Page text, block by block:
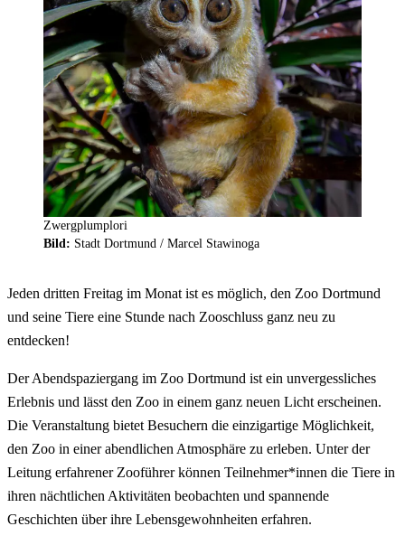
Zwergplumplori
Bild: Stadt Dortmund / Marcel Stawinoga
Jeden dritten Freitag im Monat ist es möglich, den Zoo Dortmund
und seine Tiere eine Stunde nach Zooschluss ganz neu zu
entdecken!
Der Abendspaziergang im Zoo Dortmund ist ein unvergessliches
Erlebnis und lässt den Zoo in einem ganz neuen Licht erscheinen.
Die Veranstaltung bietet Besuchern die einzigartige Möglichkeit,
den Zoo in einer abendlichen Atmosphäre zu erleben. Unter der
Leitung erfahrener Zooführer können Teilnehmer*innen die Tiere in
ihren nächtlichen Aktivitäten beobachten und spannende
Geschichten über ihre Lebensgewohnheiten erfahren.